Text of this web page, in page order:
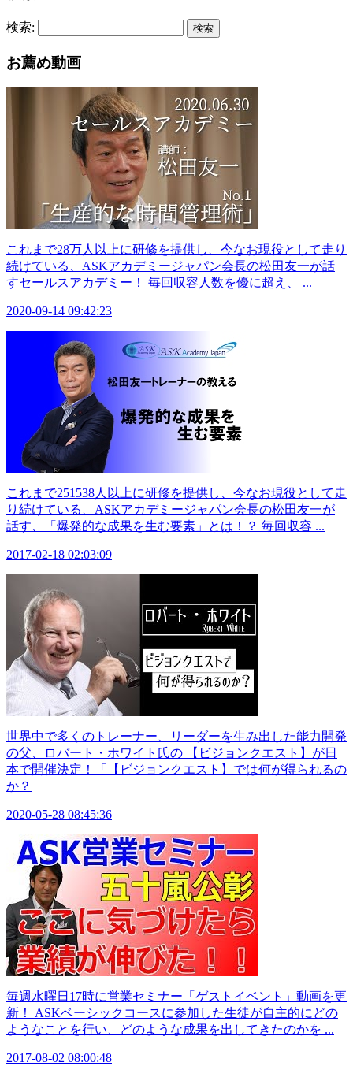
検索: 検索
お薦め動画
これまで28万人以上に研修を提供し、今なお現役として走り
続けている、ASKアカデミージャパン会長の松田友一が話
すセールスアカデミー！ 毎回収容人数を優に超え、 ...
2020-09-14 09:42:23
これまで251538人以上に研修を提供し、今なお現役として走
り続けている、ASKアカデミージャパン会長の松田友一が
話す、「爆発的な成果を生む要素」とは！？ 毎回収容 ...
2017-02-18 02:03:09
世界中で多くのトレーナー、リーダーを生み出した能力開発
の父、ロバート・ホワイト氏の 【ビジョンクエスト】が日
本で開催決定！「【ビジョンクエスト】では何が得られるの
か？
2020-05-28 08:45:36
毎週水曜日17時に営業セミナー「ゲストイベント」動画を更
新！ ASKベーシックコースに参加した生徒が自主的にどの
ようなことを行い、どのような成果を出してきたのかを ...
2017-08-02 08:00:48